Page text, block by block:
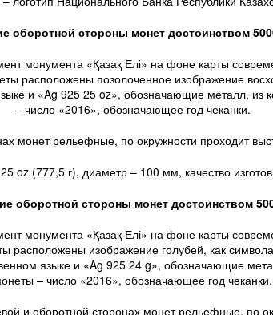
оборотной стороны монет достоинством
монумента «Қазақ Елі» на фоне карты
расположены позолоченное изображение
и «Ag 925 25 oz», обозначающие металл, из
– число «2016», обозначающее год чеканки.
монет рельефные, по окружности проходит
oz (777,5 г), диаметр – 100 мм, качество
оборотной стороны монет достоинством
монумента «Қазақ Елі» на фоне карты
расположены изображение голубей, как
языке и «Ag 925 24 g», обозначающие
– число «2016», обозначающее год чеканки.
и оборотной сторонах монет рельефные, по